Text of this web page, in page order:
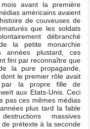
avant la première
américains avaient
de couveuses de
que les soldats
débranché
la petite monarchie
années plustard, ces
fini par reconnaître que
la pure propagande,
le premier rôle avait
par la propre fille de
aux Etats-Unis. Ceci
pas ces mêmes médias
plus tard la fable
massives
prétexte à la seconde